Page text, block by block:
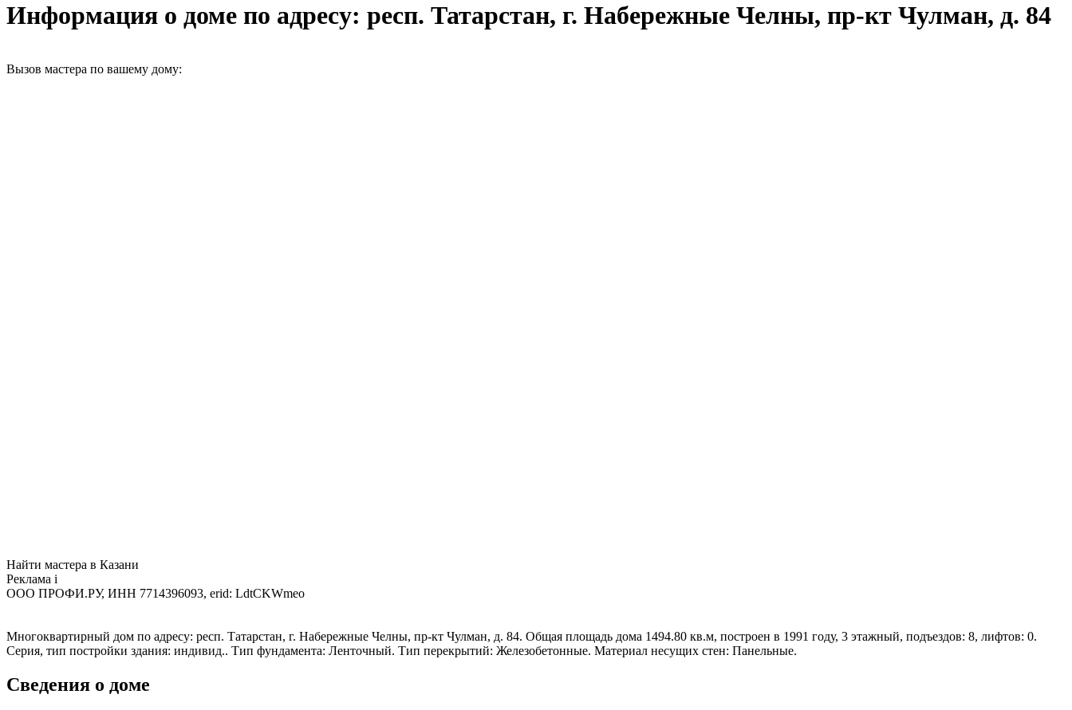
Информация о доме по адресу: респ. Татарстан, г. Набережные Челны, пр-кт Чулман, д. 84
Вызов мастера по вашему дому:
Найти мастера в Казани
Реклама i
ООО ПРОФИ.РУ, ИНН 7714396093, erid: LdtCKWmeo
Многоквартирный дом по адресу: респ. Татарстан, г. Набережные Челны, пр-кт Чулман, д. 84. Общая площадь дома 1494.80 кв.м, построен в 1991 году, 3 этажный, подъездов: 8, лифтов: 0.
Серия, тип постройки здания: индивид.. Тип фундамента: Ленточный. Тип перекрытий: Железобетонные. Материал несущих стен: Панельные.
Сведения о доме